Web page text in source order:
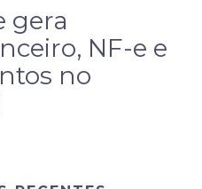
gera
NF-e e
no